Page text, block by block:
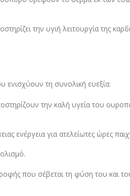
την υγιή λειτουργία της
ενισχύουν τη συνολική ευεξία:
την καλή υγεία του
ενέργεια για ατελείωτες ώρες
που σέβεται τη φύση του και